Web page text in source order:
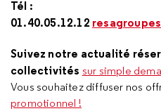
Tél :
01.40.05.12.12
Suivez notre actualité
collectivités sur simple
Vous souhaitez diffuser nos
promotionnel !